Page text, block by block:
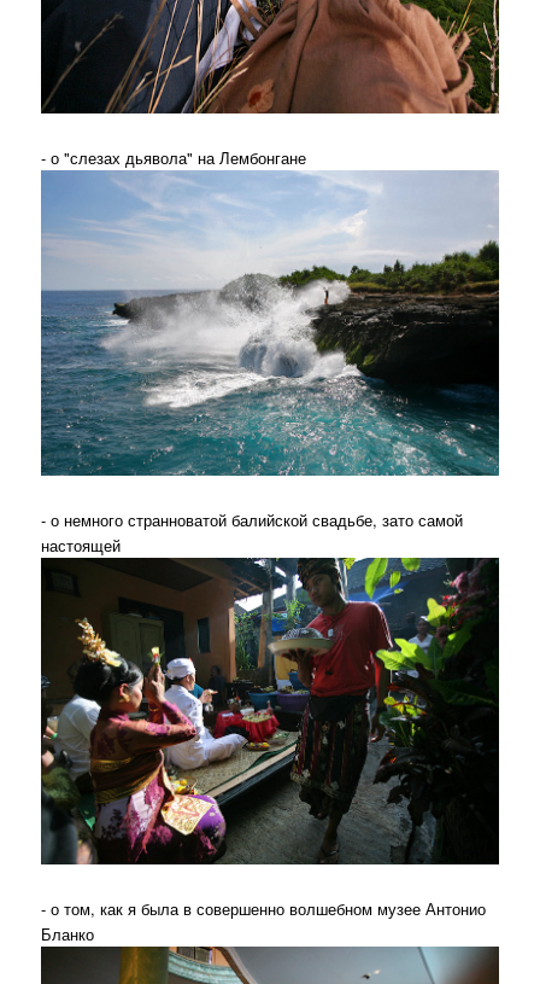
- о "слезах дьявола" на Лембонгане
- о немного странноватой балийской свадьбе, зато самой
настоящей
- о том, как я была в совершенно волшебном музее Антонио
Бланко